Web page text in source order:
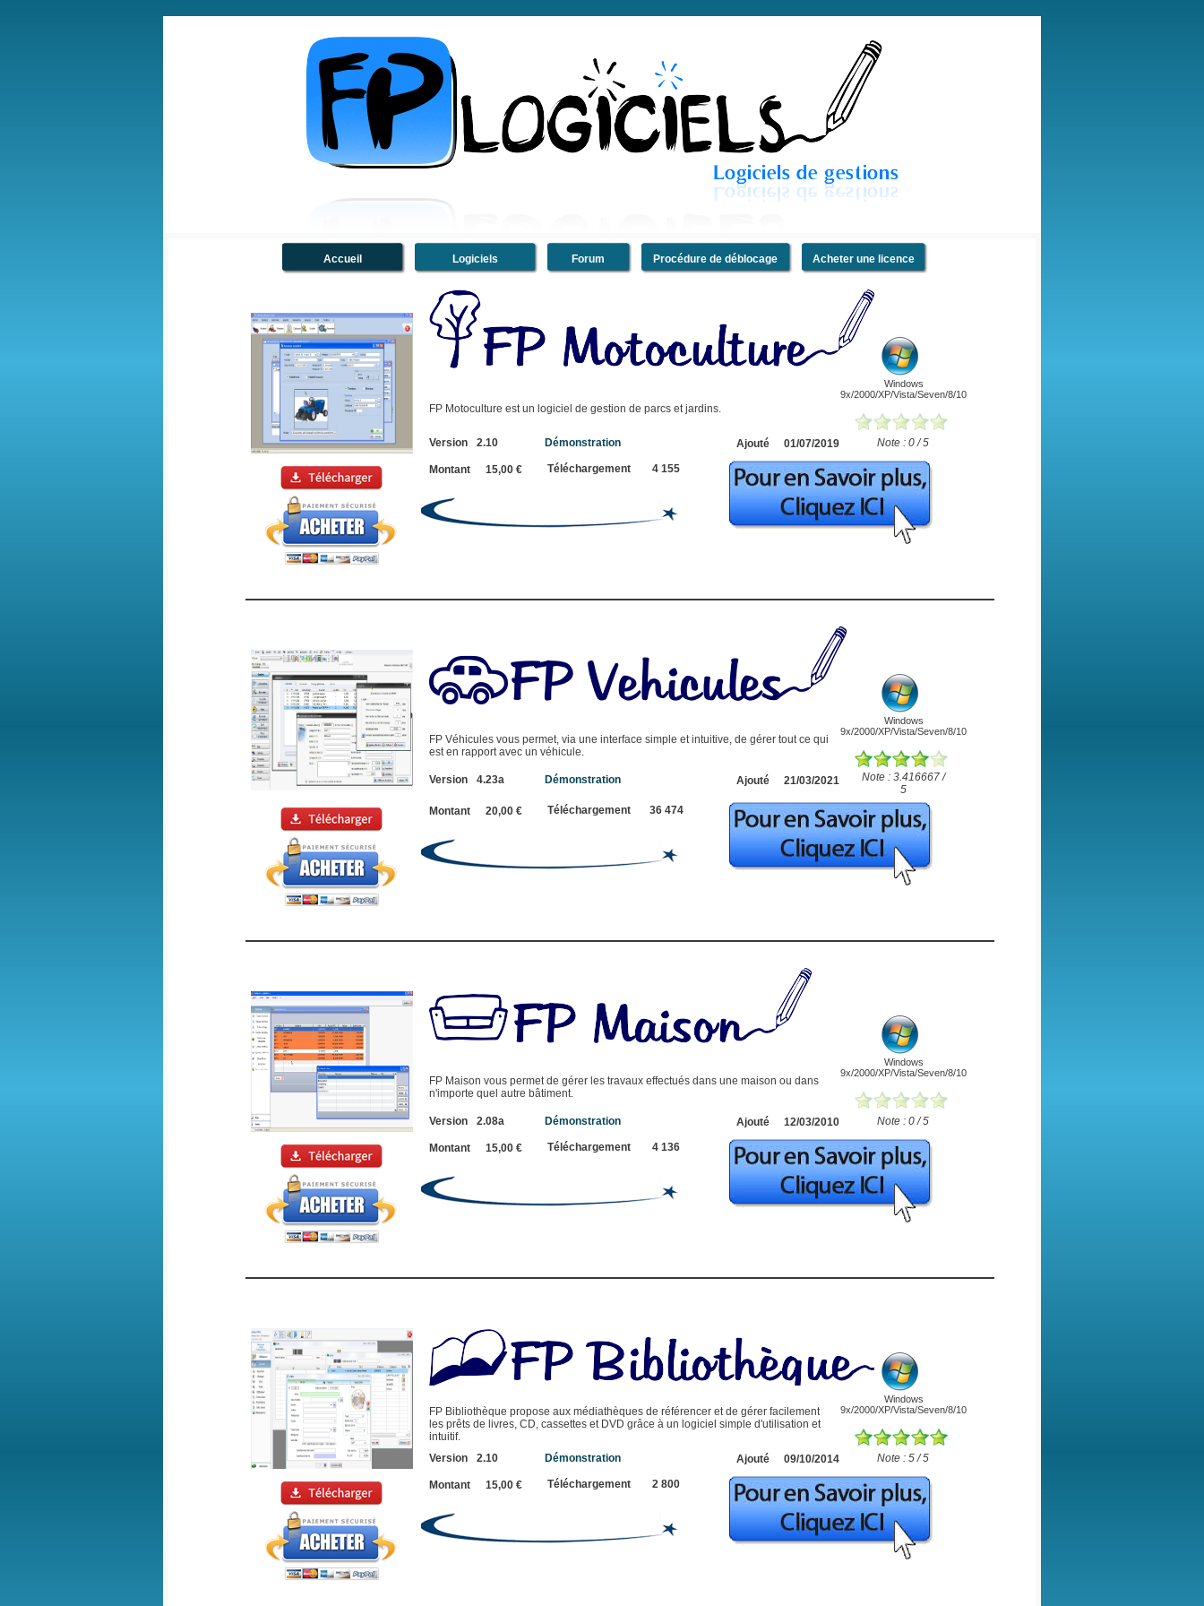
FP Motoculture est un logiciel de gestion de parcs et jardins.
Windows
9x/2000/XP/Vista/Seven/8/10
Version 2.10 Démonstration Ajouté 01/07/2019 Note : 0 / 5
Montant 15,00 € Téléchargement 4 155
FP Véhicules vous permet, via une interface simple et intuitive, de gérer tout ce qui
est en rapport avec un véhicule.
Windows
9x/2000/XP/Vista/Seven/8/10
Version 4.23a Démonstration Ajouté 21/03/2021
Note : 3.416667 /
5
Montant
20,00 € Téléchargement 36 474
FP Maison vous permet de gérer les travaux effectués dans une maison ou dans
n'importe quel autre bâtiment.
Windows
9x/2000/XP/Vista/Seven/8/10
Version 2.08a Démonstration Ajouté 12/03/2010 Note : 0 / 5
Montant 15,00 € Téléchargement 4 136
FP Bibliothèque propose aux médiathèques de référencer et de gérer facilement
les prêts de livres, CD, cassettes et DVD grâce à un logiciel simple d'utilisation et
intuitif.
Windows
9x/2000/XP/Vista/Seven/8/10
Version 2.10 Démonstration Ajouté 09/10/2014 Note : 5 / 5
Montant 15,00 € Téléchargement 2 800
Accueil Logiciels Forum Procédure de déblocage Acheter une licence